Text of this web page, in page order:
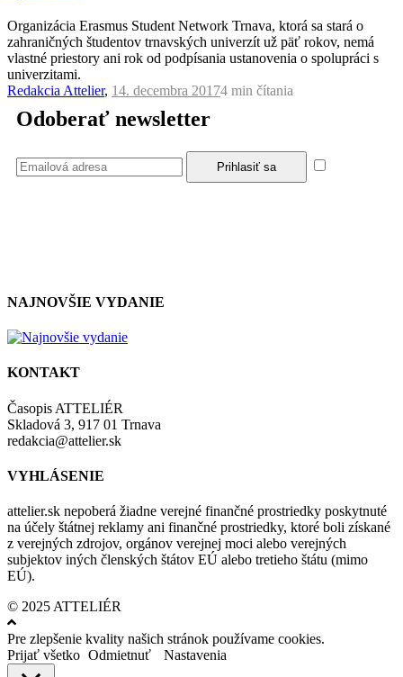
Organizácia Erasmus Student Network Trnava, ktorá sa stará o
zahraničných študentov trnavských univerzít už päť rokov, nemá
vlastné priestory ani rok od podpísania ustanovenia o spolupráci s
univerzitami.
Redakcia Attelier, 14. decembra 20174 min čítania
Odoberať newsletter
NAJNOVŠIE VYDANIE
KONTAKT
Časopis ATTELIÉR
Skladová 3, 917 01 Trnava
redakcia@attelier.sk
VYHLÁSENIE
attelier.sk nepoberá žiadne verejné finančné prostriedky poskytnuté
na účely štátnej reklamy ani finančné prostriedky, ktoré boli získané
z verejných zdrojov, orgánov verejnej moci alebo verejných
subjektov iných členských štátov EÚ alebo tretieho štátu (mimo
EÚ).
© 2025 ATTELIÉR
Pre zlepšenie kvality našich stránok používame cookies.
Prijať všetko Odmietnuť Nastavenia